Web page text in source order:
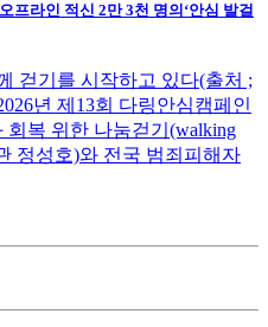
프라인 적신 2만 3천 명의‘안심 발걸
걷기를 시작하고 있다(출처 ;
년 제13회 다링안심캠페인
복 위한 나눔걷기(walking
정성호)와 전국 범죄피해자